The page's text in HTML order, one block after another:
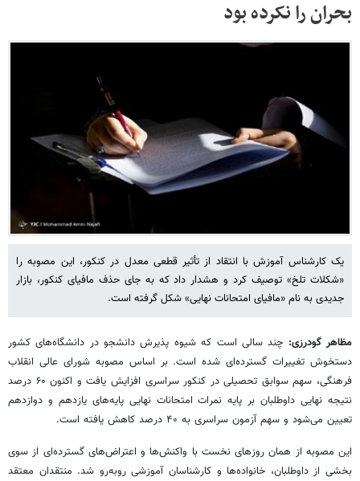
بحران را نکرده بود
یک کارشناس آموزش با انتقاد از تأثیر قطعی معدل در کنکور، این مصوبه را
«شکلات تلخ» توصیف کرد و هشدار داد که به جای حذف مافیای کنکور، بازار
جدیدی به نام «مافیای امتحانات نهایی» شکل گرفته است.
مظاهر گودرزی: چند سالی است که شیوه پذیرش دانشجو در دانشگاه‌های کشور
دستخوش تغییرات گسترده‌ای شده است. بر اساس مصوبه شورای عالی انقلاب
فرهنگی، سهم سوابق تحصیلی در کنکور سراسری افزایش یافت و اکنون ۶۰ درصد
نتیجه نهایی داوطلبان بر پایه نمرات امتحانات نهایی پایه‌های یازدهم و دوازدهم
تعیین می‌شود و سهم آزمون سراسری به ۴۰ درصد کاهش یافته است.
این مصوبه از همان روزهای نخست با واکنش‌ها و اعتراض‌های گسترده‌ای از سوی
بخشی از داوطلبان، خانواده‌ها و کارشناسان آموزشی روبه‌رو شد. منتقدان معتقد